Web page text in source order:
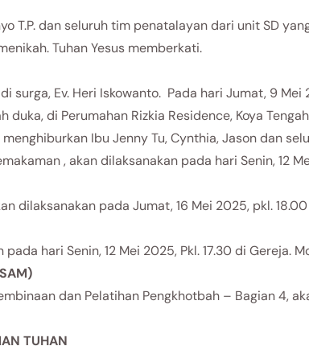
T.P. dan seluruh tim penatalayan dari unit SD
Tuhan Yesus memberkati.
surga, Ev. Heri Iskowanto. Pada hari Jumat, 9 Mei
di Perumahan Rizkia Residence, Koya
Ibu Jenny Tu, Cynthia, Jason dan
, akan dilaksanakan pada hari Senin, 12
dilaksanakan pada Jumat, 16 Mei 2025, pkl.
hari Senin, 12 Mei 2025, Pkl. 17.30 di Gereja.
dan Pelatihan Pengkhotbah – Bagian 4,
TUHAN